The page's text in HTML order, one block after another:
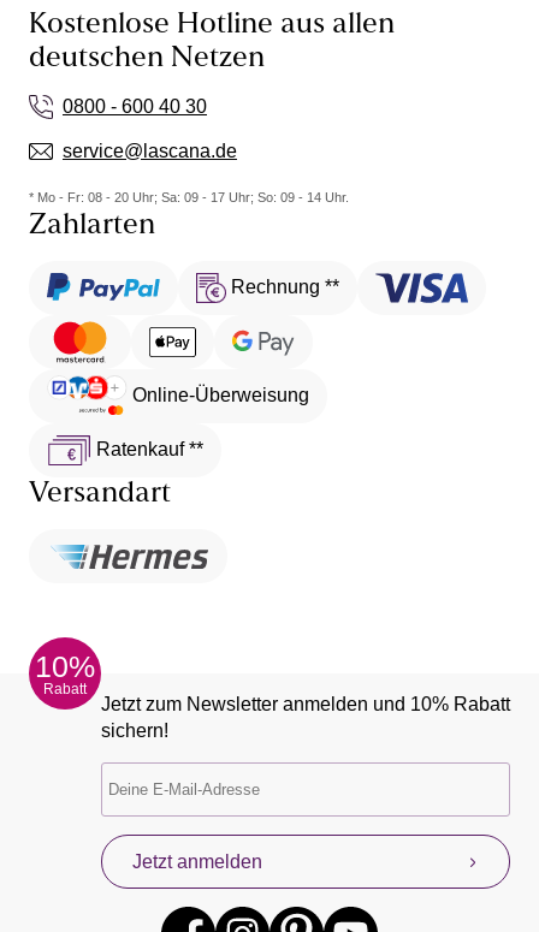
Kostenlose Hotline aus allen
deutschen Netzen
0800 - 600 40 30
service@lascana.de
* Mo - Fr: 08 - 20 Uhr; Sa: 09 - 17 Uhr; So: 09 - 14 Uhr.
Zahlarten
Rechnung **
Online-Überweisung
Ratenkauf **
Versandart
10%
Rabatt
Jetzt zum Newsletter anmelden und 10% Rabatt
sichern!
Jetzt anmelden